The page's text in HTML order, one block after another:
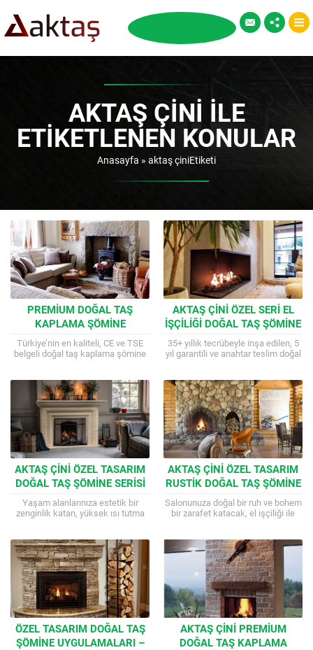
AKTAŞ ÇINI ILE
ETIKETLENEN KONULAR
Anasayfa » aktaş çiniEtiketi
PREMIUM DOĞAL TAŞ
KAPLAMA ŞÖMINE
SISTEMLERI
Türkiye’nin en kaliteli, CE ve TSE
belgeli doğal taş kaplama şömine
AKTAŞ ÇINI ÖZEL SERI EL
İŞÇILIĞI DOĞAL TAŞ ŞÖMINE
SISTEMLERI
35+ yıllık tecrübeyle inşa edilen, 5
yıl garantili ve anahtar teslim doğal
AKTAŞ ÇINI ÖZEL TASARIM
DOĞAL TAŞ ŞÖMINE SERISI
(MODERN & RUSTIK)
Yaşam alanlarınıza estetik bir
zenginlik katan, yüksek ısı tutma
mekanın...
AKTAŞ ÇINI ÖZEL TASARIM
RUSTIK DOĞAL TAŞ ŞÖMINE
SERISI
Salonunuza doğal bir ruh ve bohem
bir zarafet katacak, el işçiliği ile
ÖZEL TASARIM DOĞAL TAŞ
ŞÖMINE UYGULAMALARI –
AKTAŞ ÇINI PREMIUM
DOĞAL TAŞ KAPLAMA